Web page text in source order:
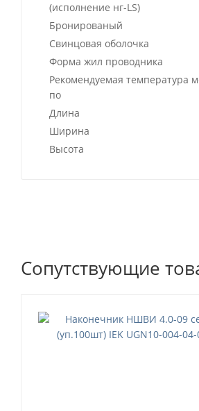
(исполнение нг-LS)
Бронированый
Свинцовая оболочка
Форма жил проводника
Рекомендуемая температура
по
Длина
Ширина
Высота
Сопутствующие